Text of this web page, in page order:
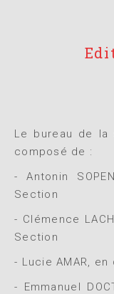
Le bureau de la
composé de :
- Antonin
Section
- Clémence
Section
- Lucie AMAR,
- Emmanuel